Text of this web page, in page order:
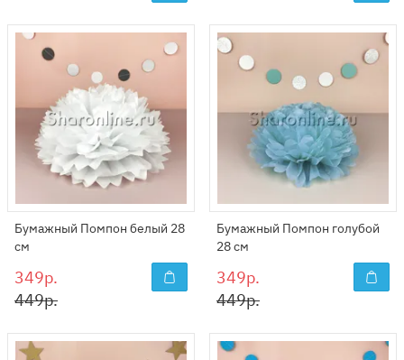
Бумажный Помпон белый 28
см
349р.
449р.
Бумажный Помпон голубой
28 см
349р.
449р.